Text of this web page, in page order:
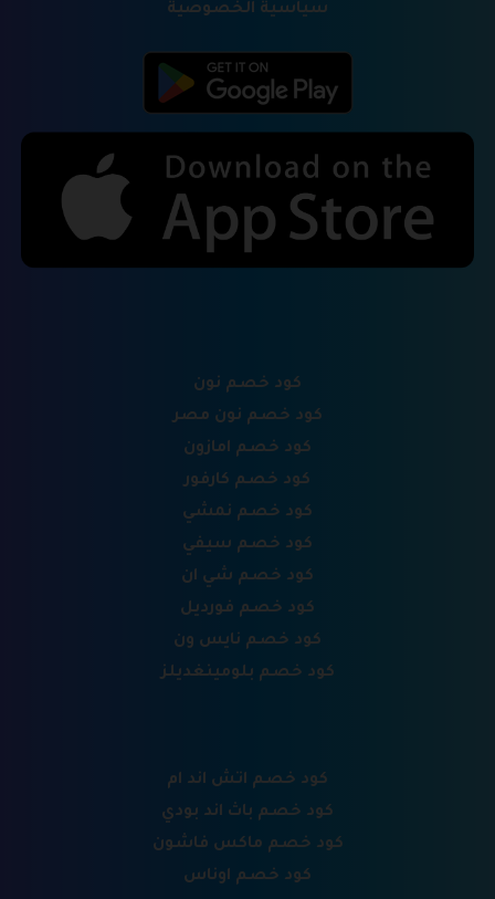
سياسية الخصوصية
كود خصم نون
كود خصم نون مصر
كود خصم امازون
كود خصم كارفور
كود خصم نمشي
كود خصم سيفي
كود خصم شي ان
كود خصم فورديل
كود خصم نايس ون
كود خصم بلومينغديلز
كود خصم اتش اند ام
كود خصم باث اند بودي
كود خصم ماكس فاشون
كود خصم اوناس